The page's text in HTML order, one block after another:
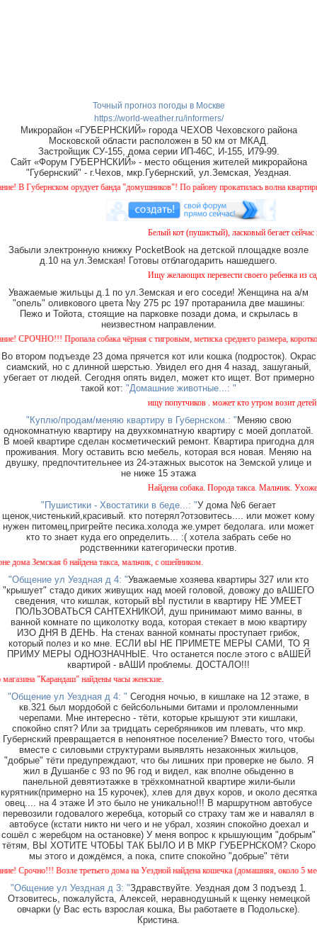
Точный прогноз погоды в Москве
https://world-weather.ru/informers/
Микрорайон «ГУБЕРНСКИЙ» города ЧЕХОВ Чеховского района
Московской области расположен в 50 км от МКАД.
Застройщик СУ-155, дома серии ИП-46С, И-155, И79-99.
Сайт «Форум ГУБЕРНСКИЙ» - место общения жителей микрорайона
"Губернский" - г.Чехов, мкр.Губернский, ул.Земская, Уездная.
Губернском орудует банда "домушников"! По району прокатилась волна квартирных
Белый кот (пушистый), ласковый бегает
Забыли электронную книжку PocketBook на детской площадке возле
д.10 на ул.Земская! Готовы отблагодарить нашедшего.
Ищу желающих перевести своего ребенка из
Уважаемые жильцы д.1 по ул.Земская и его соседи! Женщина на а/м
"опель" оливкового цвета №у 275 рс 197 протаранила две машины:
Пежо и Тойота, стоящие на парковке позади дома, и скрылась в
неизвестном направлении.
Пропала собака чёрная с тигровым, метиска среднего размера,
Во втором подъезде 23 дома прячется кот или кошка (подросток). Окрас
сиамский, но с длинной шерстью. Увидел его дня 4 назад, зашуганый,
убегает от людей. Сегодня опять видел, может кто ищет. Вот примерно
такой кот: "Домашние животные...: "
ищу попутчиков . может кто утром возит детей
"Куплю/продам/меняю квартиру в Губернском.: " Меняю свою
однокомнатную квартиру на двухкомнатную квартиру с моей доплатой.
В моей квартире сделан косметический ремонт. Квартира пригодна для
проживания. Могу оставить всю мебель, которая вся новая. Меняю на
двушку, предпочтительнее из 24-этажных высоток на Земской улице и
не ниже 15 этажа
Найдена собака. Порода такса. Мальчик.
"Пушистики - Хвостатики в беде...: "У дома №6 бегает
щенок,чистенький,красивый. кто потерял?отзовитесь.... или может кому
нужен питомец,пригрейте песика.холода же.умрет бедолага. или может
кто то знает куда его определить... :( хотела забрать себе но
родственники категорически против.
Земская 6 найдена такса, мальчик, с ошейником.
"Общение ул Уездная д 4: "Уважаемые хозяева квартиры 327 или кто
"крышует" стадо диких живущих над моей головой, довожу до вАШЕГО
сведения, что кишлак, который вЫ пустили в квартиру НЕ УМЕЕТ
ПОЛЬЗОВАТЬСЯ САНТЕХНИКОЙ, душ принимают мимо ванны, в
ванной комнате по щиколотку вода, которая стекает в мою квартиру
ИЗО ДНЯ В ДЕНЬ. На стенах ванной комнаты проступает грибок,
который полез и ко мне. ЕСЛИ вЫ НЕ ПРИМЕТЕ МЕРЫ САМИ, ТО Я
ПРИМУ МЕРЫ ОДНОЗНАЧНЫЕ. Что останется после этого с вАШЕЙ
квартирой - вАШИ проблемы. ДОСТАЛО!!!
"Карандаш" найдены часы женские.
"Общение ул Уездная д 4: " Сегодня ночью, в кишлаке на 12 этаже, в
кв.321 был мордобой с бейсбольными битами и проломленными
черепами. Мне интересно - тёти, которые крышуют эти кишлаки,
спокойно спят? Или за тридцать серебряников им плевать, что мкр.
Губернский превращается в непонятное поселение? Вместо того, чтобы
вместе с силовыми структурами выявлять незаконных жильцов,
"добрые" тёти предупреждают, что бы лишних при проверке не было. Я
жил в Душанбе с 93 по 96 год и видел, как вполне обыденно в
панельной девятиэтажке в трёхкомнатной квартире жили-были
курятник(примерно на 15 курочек), хлев для двух коров, и около десятка
овец.... на 4 этаже И это было не уникально!!! В маршрутном автобусе
перевозили годовалого жеребца, который со страху там же и навалял в
автобусе (кстати никто ни чего и не убрал, хозяин спокойно доехал и
сошёл с жеребцом на остановке) У меня вопрос к крышующим "добрым"
тётям, ВЫ ХОТИТЕ ЧТОБЫ ТАК БЫЛО И В МКР ГУБЕРНСКОМ? Скоро
мы этого и дождёмся, а пока, спите спокойно "добрые" тёти
Возле третьего дома на Уездной найдена кошечка (домашняя, около 5
"Общение ул Уездная д 3: "Здравствуйте. Уездная дом 3 подъезд 1.
Отзовитесь, пожалуйста, Алексей, неравнодушный к щенку немецкой
овчарки (у Вас есть взрослая кошка, Вы работаете в Подольске).
Кристина.